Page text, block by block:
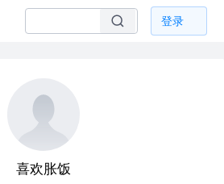
登录
喜欢胀饭